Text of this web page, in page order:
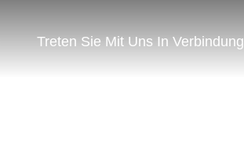
Treten Sie Mit Uns In Verbindung